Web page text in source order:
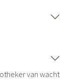
van wacht